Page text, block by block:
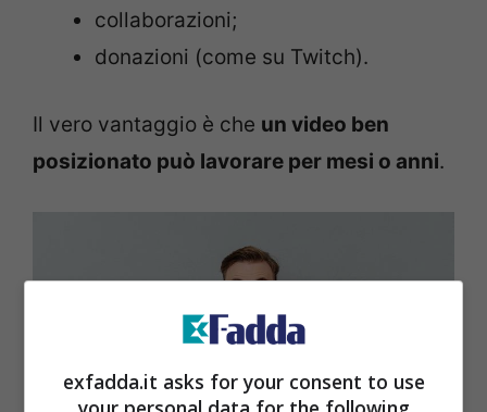
collaborazioni;
donazioni (come su Twitch).
Il vero vantaggio è che un video ben
posizionato può lavorare per mesi o anni.
exfadda.it asks for your consent to use